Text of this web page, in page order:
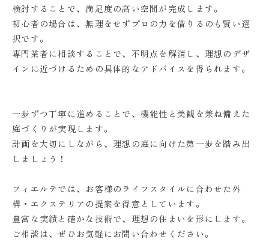
検討することで、満足度の高い空間が完成します。
初心者の場合は、無理をせずプロの力を借りるのも賢い選
択です。
専門業者に相談することで、不明点を解消し、理想のデザ
インに近づけるための具体的なアドバイスを得られます。
一歩ずつ丁寧に進めることで、機能性と美観を兼ね備えた
庭づくりが実現します。
計画を大切にしながら、理想の庭に向けた第一歩を踏み出
しましょう！
フィエルテでは、お客様のライフスタイルに合わせた外
構・エクステリアの提案を得意としています。
豊富な実績と確かな技術で、理想の住まいを形にします。
ご相談は、ぜひお気軽にお問い合わせください。